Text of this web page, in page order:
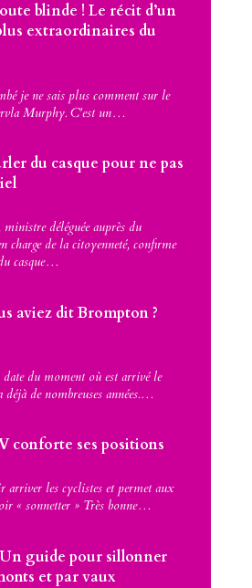
blinde ! Le récit d’un
extraordinaires du
je ne sais plus comment sur le
Murphy. C'est un…
du casque pour ne pas
déléguée auprès du
charge de la citoyenneté, confirme
casque…
aviez dit Brompton ?
du moment où est arrivé le
de nombreuses années.…
conforte ses positions
arriver les cyclistes et permet aux
« sonnetter » Très bonne…
Un guide pour sillonner
et par vaux